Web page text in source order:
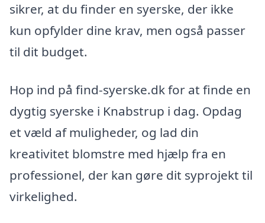
sikrer, at du finder en syerske, der ikke
kun opfylder dine krav, men også passer
til dit budget.
Hop ind på find-syerske.dk for at finde en
dygtig syerske i Knabstrup i dag. Opdag
et væld af muligheder, og lad din
kreativitet blomstre med hjælp fra en
professionel, der kan gøre dit syprojekt til
virkelighed.